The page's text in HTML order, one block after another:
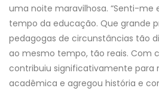
uma noite maravilhosa. “Senti-me
tempo da educação. Que grande
pedagogas de circunstâncias tão
ao mesmo tempo, tão reais. Com
contribuiu significativamente para
acadêmica e agregou história e